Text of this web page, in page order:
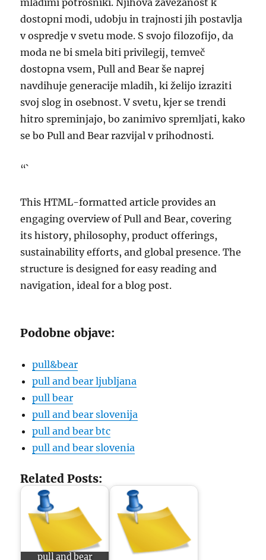
mladimi potrošniki. Njihova zavezanost k
dostopni modi, udobju in trajnosti jih postavlja
v ospredje v svetu mode. S svojo filozofijo, da
moda ne bi smela biti privilegij, temveč
dostopna vsem, Pull and Bear še naprej
navdihuje generacije mladih, ki želijo izraziti
svoj slog in osebnost. V svetu, kjer se trendi
hitro spreminjajo, bo zanimivo spremljati, kako
se bo Pull and Bear razvijal v prihodnosti.
“`
This HTML-formatted article provides an
engaging overview of Pull and Bear, covering
its history, philosophy, product offerings,
sustainability efforts, and global presence. The
structure is designed for easy reading and
navigation, ideal for a blog post.
Podobne objave:
pull&bear
pull and bear ljubljana
pull bear
pull and bear slovenija
pull and bear btc
pull and bear slovenia
Related Posts:
pull and bear